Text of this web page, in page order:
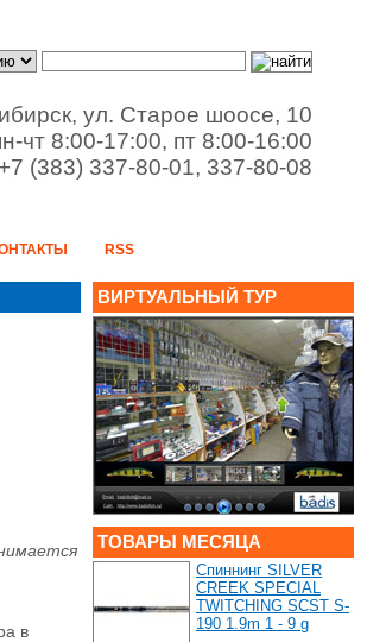
ул. Старое шоосе, 10
чт 8:00-17:00, пт 8:00-16:00
+7 (383) 337-80-01, 337-80-08
RSS
в
ВИРТУАЛЬНЫЙ ТУР
ТОВАРЫ МЕСЯЦА
Спиннинг SILVER
СREEK SPECIAL
TWITCHING SCST S-
190 1.9m 1 - 9 g